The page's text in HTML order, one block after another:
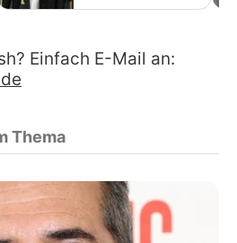
Einfach E-Mail an:
Thema